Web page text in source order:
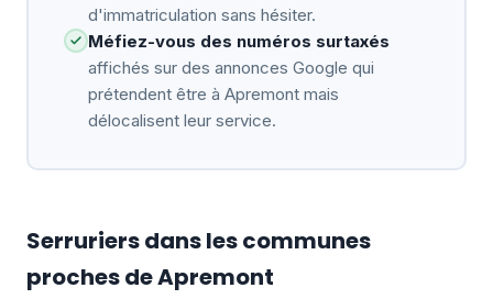
d'immatriculation sans hésiter.
Méfiez-vous des numéros surtaxés
affichés sur des annonces Google qui
prétendent être à Apremont mais
délocalisent leur service.
Serruriers dans les communes
proches de Apremont